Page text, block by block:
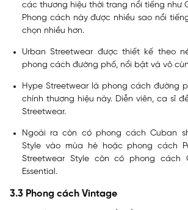
các thương hiệu thời trang nổi tiếng như
Phong cách này được nhiều sao nổi
chọn nhiều hơn.
Urban Streetwear được thiết kế theo
phong cách đường phố, nổi bật và vô
Hype Streetwear là phong cách đường
chính thương hiệu này. Diễn viên, ca sĩ
Streetwear.
Ngoài ra còn có phong cách Cuban
Style vào mùa hè hoặc phong cách
Streetwear Style còn có phong cách
Essential.
3.3 Phong cách Vintage